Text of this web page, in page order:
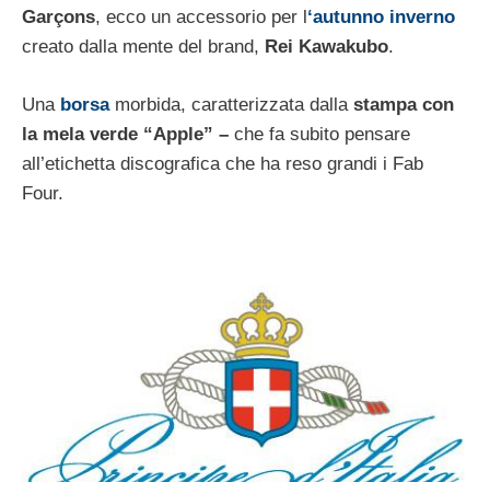
Garçons, ecco un accessorio per l ‘autunno inverno
creato dalla mente del brand, Rei Kawakubo.
Una borsamorbida, caratterizzata dalla stampa con
la mela verde “Apple” – che fa subito pensare
all’etichetta discografica che ha reso grandi i Fab
Four.